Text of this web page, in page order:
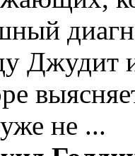
Джудит
не ...